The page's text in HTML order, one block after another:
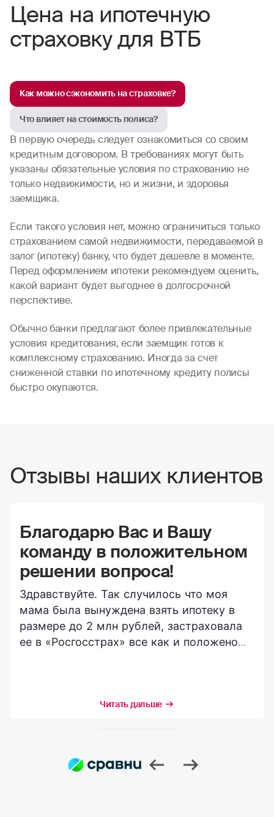
Цена на ипотечную
страховку для ВТБ
Как можно сэкономить на страховке?
Что влияет на стоимость полиса?
В первую очередь следует ознакомиться со своим
кредитным договором. В требованиях могут быть
указаны обязательные условия по страхованию не
только недвижимости, но и жизни, и здоровья
заемщика.
Если такого условия нет, можно ограничиться только
страхованием самой недвижимости, передаваемой в
залог (ипотеку) банку, что будет дешевле в моменте.
Перед оформлением ипотеки рекомендуем оценить,
какой вариант будет выгоднее в долгосрочной
перспективе.
Обычно банки предлагают более привлекательные
условия кредитования, если заемщик готов к
комплексному страхованию. Иногда за счет
сниженной ставки по ипотечному кредиту полисы
быстро окупаются.
Отзывы наших клиентов
Благодарю Вас и Вашу
команду в положительном
решении вопроса!
Здравствуйте. Так случилось что моя
мама была вынуждена взять ипотеку в
размере до 2 млн рублей, застраховала
ее в «Росгосстрах» все как и положено
кратчайшие сроки в ее страховую
сторону погашения ипотечной
Читать дальше